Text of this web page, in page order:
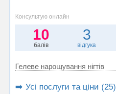
Консультую онлайн
10
балів
3
відгука
Гелеве нарощування нігтів
➡️ Усі послуги та ціни (25)